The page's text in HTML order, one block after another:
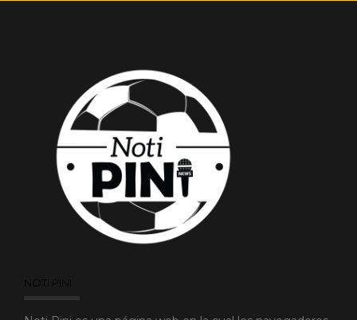
NOTI PINI